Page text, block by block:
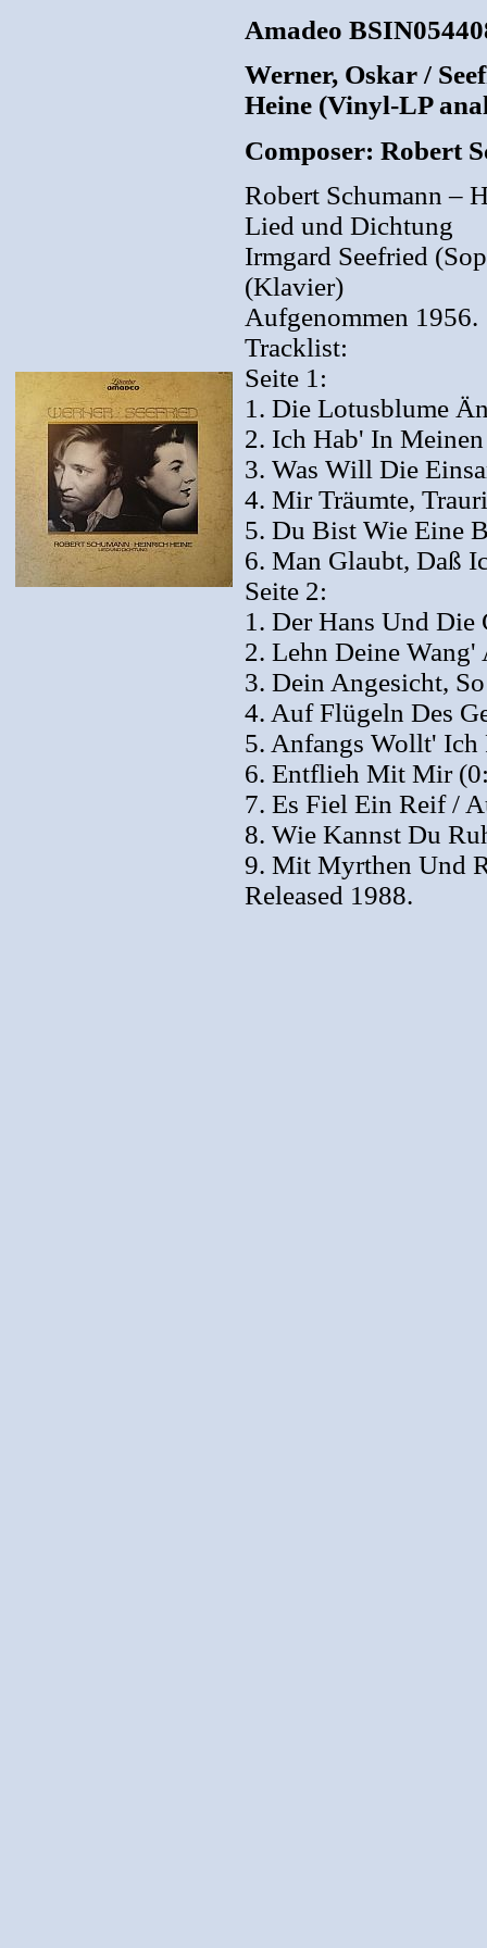
Amadeo
Werner, Oskar /
Heine (Vinyl-LP
Composer: Robert
Robert Schumann –
Lied und Dichtung
Irmgard Seefried
(Klavier)
Aufgenommen 1956.
Tracklist:
Seite 1:
1. Die Lotusblume
2. Ich Hab' In
3. Was Will Die
4. Mir Träumte,
5. Du Bist Wie Eine
6. Man Glaubt, Daß
Seite 2:
1. Der Hans Und Die
2. Lehn Deine
3. Dein Angesicht,
4. Auf Flügeln Des
5. Anfangs Wollt' Ich
6. Entflieh Mit Mir
7. Es Fiel Ein Reif /
8. Wie Kannst Du
9. Mit Myrthen Und
Released 1988.